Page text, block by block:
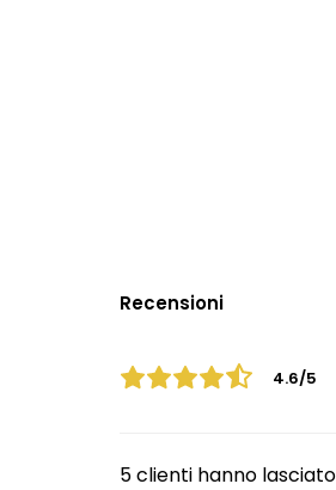
Recensioni
4.6/5
5 clienti hanno